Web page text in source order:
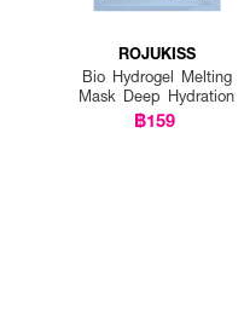
ROJUKISS
Bio Hydrogel Melting
Mask Deep Hydration
฿159